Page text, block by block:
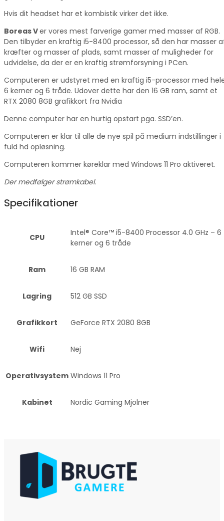
Hvis dit headset har et kombistik virker det ikke.
Boreas Ver vores mest farverige gamer med masser af RGB.
Den tilbyder en kraftig i5-8400 processor, så den har masser
kræfter og masser af plads, samt masser af muligheder for
udvidelse, da der er en kraftig strømforsyning i PCen.
Computeren er udstyret med en kraftig i5-processor med
6 kerner og 6 tråde. Udover dette har den 16 GB ram, samt et
RTX 2080 8GB grafikkort fra Nvidia
Denne computer har en hurtig opstart pga. SSD’en.
Computeren er klar til alle de nye spil på medium indstillinger i
fuld hd opløsning.
Computeren kommer køreklar med Windows 11 Pro aktiveret.
Der medfølger strømkabel.
Specifikationer
CPU
Intel® Core™ i5-8400 Processor 4.0 GHz – 6
kerner og 6 tråde
Ram 16 GB RAM
Lagring 512 GB SSD
Grafikkort GeForce RTX 2080 8GB
Wifi Nej
Operativsystem Windows 11 Pro
Kabinet Nordic Gaming Mjolner